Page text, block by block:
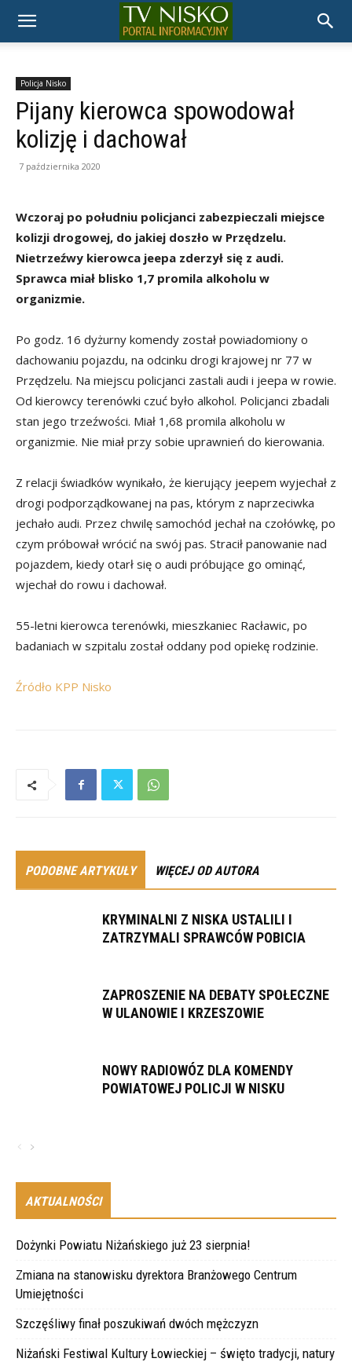
TELEWIZJA
NISKO
Policja Nisko
Pijany kierowca spowodował
kolizję i dachował
7 października 2020
Wczoraj po południu policjanci zabezpieczali miejsce
kolizji drogowej, do jakiej doszło w Przędzelu.
Nietrzeźwy kierowca jeepa zderzył się z audi.
Sprawca miał blisko 1,7 promila alkoholu w
organizmie.
Po godz. 16 dyżurny komendy został powiadomiony o
dachowaniu pojazdu, na odcinku drogi krajowej nr 77 w
Przędzelu. Na miejscu policjanci zastali audi i jeepa w rowie.
Od kierowcy terenówki czuć było alkohol. Policjanci zbadali
stan jego trzeźwości. Miał 1,68 promila alkoholu w
organizmie. Nie miał przy sobie uprawnień do kierowania.
Z relacji świadków wynikało, że kierujący jeepem wyjechał z
drogi podporządkowanej na pas, którym z naprzeciwka
jechało audi. Przez chwilę samochód jechał na czołówkę, po
czym próbował wrócić na swój pas. Stracił panowanie nad
pojazdem, kiedy otarł się o audi próbujące go ominąć,
wjechał do rowu i dachował.
55-letni kierowca terenówki, mieszkaniec Racławic, po
badaniach w szpitalu został oddany pod opiekę rodzinie.
Źródło KPP Nisko
PODOBNE ARTYKUŁY WIĘCEJ OD AUTORA
KRYMINALNI Z NISKA USTALILI I
ZATRZYMALI SPRAWCÓW POBICIA
ZAPROSZENIE NA DEBATY SPOŁECZNE
W ULANOWIE I KRZESZOWIE
NOWY RADIOWÓZ DLA KOMENDY
POWIATOWEJ POLICJI W NISKU
AKTUALNOŚCI
Dożynki Powiatu Niżańskiego już 23 sierpnia!
Zmiana na stanowisku dyrektora Branżowego Centrum
Umiejętności
Szczęśliwy finał poszukiwań dwóch mężczyzn
Niżański Festiwal Kultury Łowieckiej – święto tradycji, natury